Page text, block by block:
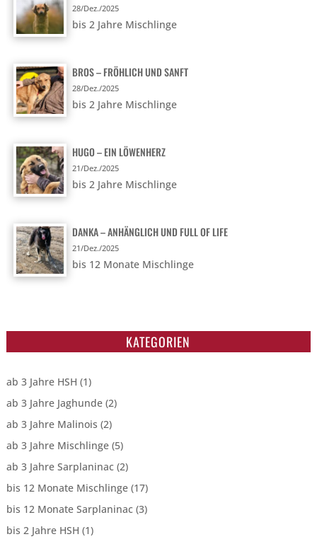
28/Dez./2025
bis 2 Jahre Mischlinge
BROS – FRÖHLICH UND SANFT
28/Dez./2025
bis 2 Jahre Mischlinge
HUGO – EIN LÖWENHERZ
21/Dez./2025
bis 2 Jahre Mischlinge
DANKA – ANHÄNGLICH UND FULL OF LIFE
21/Dez./2025
bis 12 Monate Mischlinge
KATEGORIEN
ab 3 Jahre HSH (1)
ab 3 Jahre Jaghunde(2)
ab 3 Jahre Malinois (2)
ab 3 Jahre Mischlinge(5)
ab 3 Jahre Sarplaninac(2)
bis 12 Monate Mischlinge(17)
bis 12 Monate Sarplaninac(3)
bis 2 Jahre HSH (1)